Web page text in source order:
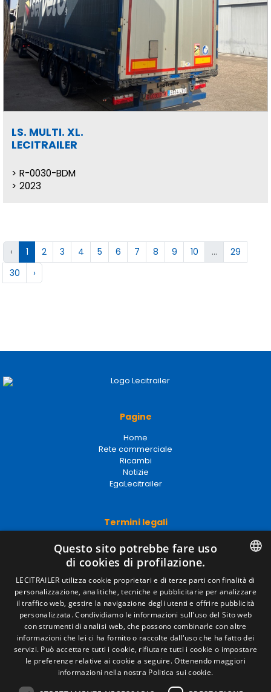
LS. MULTI. XL.
LECITRAILER
R-0030-BDM
2023
‹ 1 2 3 4 5 6 7 8 9 10 ...
29
30
›
Pagine
Home
Rete commerciale
Ricambi
Notizie
EgaLecitrailer
Termini legali
Avviso legale
Politiche sulla privacy
Politica sui cookie
Condizioni generali di vendita
Gestire i cookie
Contatto
Camino de los Huertos, S/N. Apdo 100 .
50620 - Casetas (Zaragoza) Spagna
SPANISH
ENGLISH
ITALIAN
PORTUGUESE
Questo sito potrebbe fare uso
di cookies di profilazione.
LECITRAILER utilizza cookie proprietari e di terze parti con finalità di
personalizzazione, analitiche, tecniche e pubblicitarie per analizzare
il traffico web, gestire la navigazione degli utenti e offrire pubblicità
personalizzata. Condividiamo le informazioni sull'uso del Sito web
con strumenti di analisi web, che possono combinarle con altre
informazioni che lei ci ha fornito o raccolte dall'uso che ha fatto dei
servizi. Può accettare tutti i cookie, rifiutare tutti i cookie o impostare
le preferenze relative ai cookie a seguire. Ottenendo maggiori
informazioni nella nostra Politica sui cookie.